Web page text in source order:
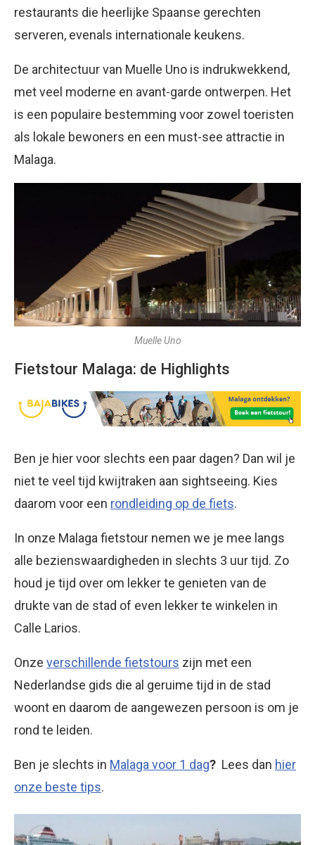
restaurants die heerlijke Spaanse gerechten
serveren, evenals internationale keukens.
De architectuur van Muelle Uno is indrukwekkend,
met veel moderne en avant-garde ontwerpen. Het
is een populaire bestemming voor zowel toeristen
als lokale bewoners en een must-see attractie in
Malaga.
Muelle Uno
Fietstour Malaga: de Highlights
Ben je hier voor slechts een paar dagen? Dan wil je
niet te veel tijd kwijtraken aan sightseeing. Kies
daarom voor een rondleiding op de fiets.
In onze Malaga fietstour nemen we je mee langs
alle bezienswaardigheden in slechts 3 uur tijd. Zo
houd je tijd over om lekker te genieten van de
drukte van de stad of even lekker te winkelen in
Calle Larios.
Onze verschillende fietstours zijn met een
Nederlandse gids die al geruime tijd in de stad
woont en daarom de aangewezen persoon is om je
rond te leiden.
Ben je slechts in Malaga voor 1 dag? Lees dan hier
onze beste tips.